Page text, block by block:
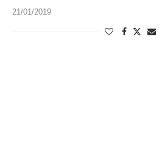
21/01/2019